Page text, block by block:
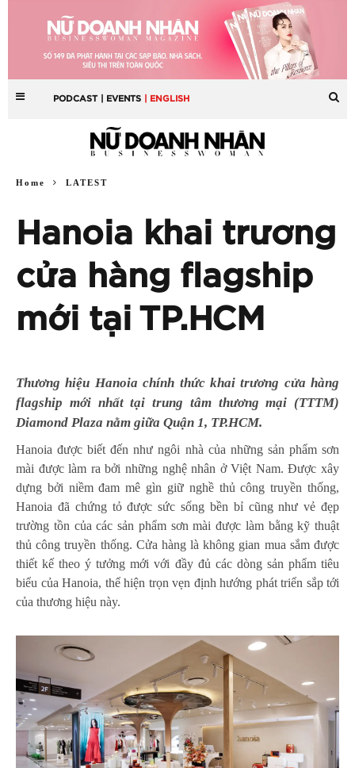
PODCAST | EVENTS | ENGLISH
Home LATEST
Hanoia khai trương
cửa hàng flagship
mới tại TP.HCM
Thương hiệu Hanoia chính thức khai trương cửa hàng
flagship mới nhất tại trung tâm thương mại (TTTM)
Diamond Plaza nằm giữa Quận 1, TP.HCM.
Hanoia được biết đến như ngôi nhà của những sản phẩm sơn
mài được làm ra bởi những nghệ nhân ở Việt Nam. Được xây
dựng bởi niềm đam mê gìn giữ nghề thủ công truyền thống,
Hanoia đã chứng tỏ được sức sống bền bỉ cũng như vẻ đẹp
trường tồn của các sản phẩm sơn mài được làm bằng kỹ thuật
thủ công truyền thống. Cửa hàng là không gian mua sắm được
thiết kế theo ý tưởng mới với đầy đủ các dòng sản phẩm tiêu
biểu của Hanoia, thể hiện trọn vẹn định hướng phát triển sắp tới
của thương hiệu này.